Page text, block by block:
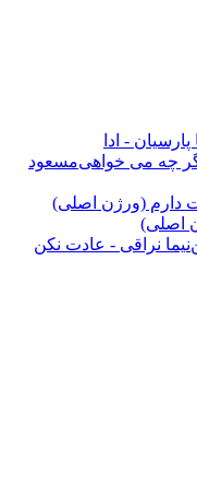
پارسیان - ادا
مسعود
اصلی)
نیما نراقی - عادت نکن